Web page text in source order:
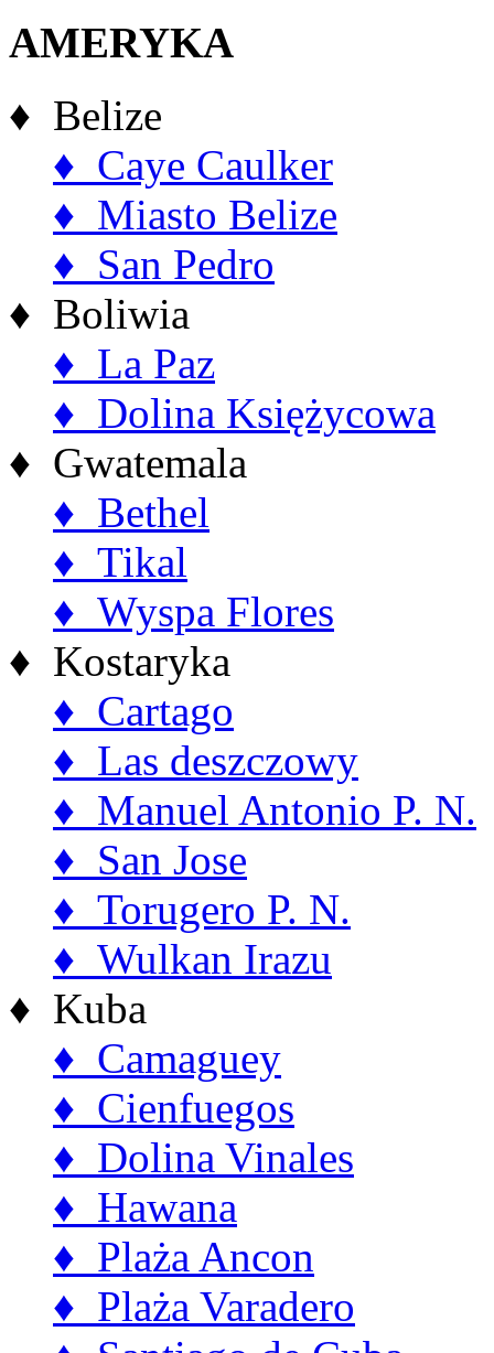
AMERYKA
♦ Belize
♦ Caye Caulker
♦ Miasto Belize
♦ San Pedro
♦ Boliwia
♦ La Paz
♦ Dolina Księżycowa
♦ Gwatemala
♦ Bethel
♦ Tikal
♦ Wyspa Flores
♦ Kostaryka
♦ Cartago
♦ Las deszczowy
♦ Manuel Antonio P. N.
♦ San Jose
♦ Torugero P. N.
♦ Wulkan Irazu
♦ Kuba
♦ Camaguey
♦ Cienfuegos
♦ Dolina Vinales
♦ Hawana
♦ Plaża Ancon
♦ Plaża Varadero